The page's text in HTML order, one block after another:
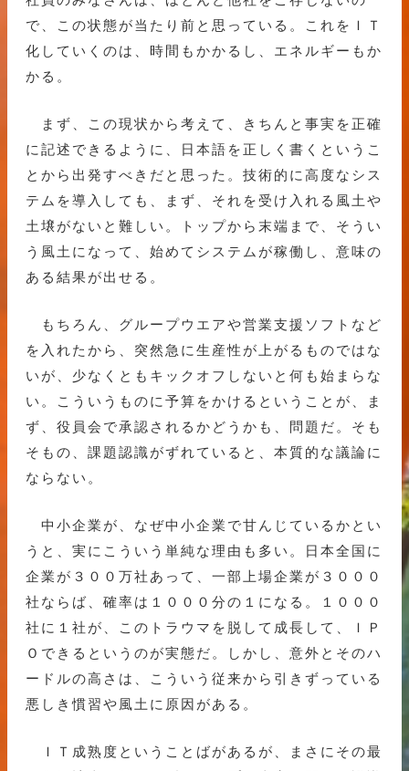
で、この状態が当たり前と思っている。これをＩＴ
化していくのは、時間もかかるし、エネルギーもか
かる。
まず、この現状から考えて、きちんと事実を正確
に記述できるように、日本語を正しく書くというこ
とから出発すべきだと思った。技術的に高度なシス
テムを導入しても、まず、それを受け入れる風土や
土壌がないと難しい。トップから末端まで、そうい
う風土になって、始めてシステムが稼働し、意味の
ある結果が出せる。
もちろん、グループウエアや営業支援ソフトなど
を入れたから、突然急に生産性が上がるものではな
いが、少なくともキックオフしないと何も始まらな
い。こういうものに予算をかけるということが、ま
ず、役員会で承認されるかどうかも、問題だ。そも
そもの、課題認識がずれていると、本質的な議論に
ならない。
中小企業が、なぜ中小企業で甘んじているかとい
うと、実にこういう単純な理由も多い。日本全国に
企業が３００万社あって、一部上場企業が３０００
社ならば、確率は１０００分の１になる。１０００
社に１社が、このトラウマを脱して成長して、ＩＰ
Ｏできるというのが実態だ。しかし、意外とそのハ
ードルの高さは、こういう従来から引きずっている
悪しき慣習や風土に原因がある。
ＩＴ成熟度ということばがあるが、まさにその最